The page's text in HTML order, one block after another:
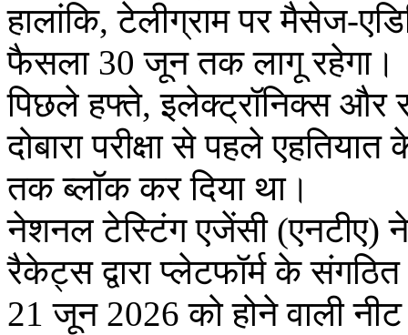
हालांकि, टेलीग्राम पर मैसेज-
फैसला 30 जून तक लागू रहेगा।
पिछले हफ्ते, इलेक्ट्रॉनिक्स और
दोबारा परीक्षा से पहले
तक ब्लॉक कर दिया था।
नेशनल टेस्टिंग एजेंसी (एनटीए)
रैकेट्स द्वारा प्लेटफॉर्म के
21 जून 2026 को होने वाली नीट